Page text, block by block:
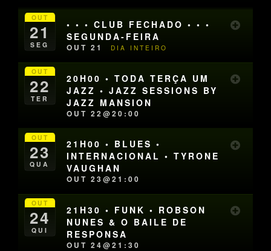
OUT
21
SEG
• • • CLUB FECHADO • • •
SEGUNDA-FEIRA
OUT 21 DIA INTEIRO
OUT
22
TER
20H00 • TODA TERÇA UM
JAZZ • JAZZ SESSIONS BY
JAZZ MANSION
OUT 22@20:00
OUT
23
QUA
21H00 • BLUES •
INTERNACIONAL • TYRONE
VAUGHAN
OUT 23@21:00
OUT
24
QUI
21H30 • FUNK • ROBSON
NUNES & O BAILE DE
RESPONSA
OUT 24@21:30